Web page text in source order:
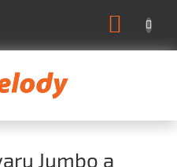
Jumbo a